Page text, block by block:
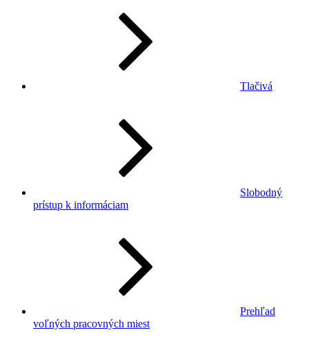
Tlačivá
Slobodný
prístup k informáciam
Prehľad
voľných pracovných miest